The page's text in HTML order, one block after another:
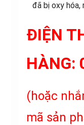
đã bị oxy hóa,
ĐIỆN
HÀNG:
(hoặc
mã sản